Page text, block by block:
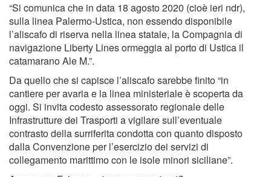
“Si comunica che in data 18 agosto 2020 (cioè ieri ndr),
sulla linea Palermo-Ustica, non essendo disponibile
l’aliscafo di riserva nella linea statale, la Compagnia di
navigazione Liberty Lines ormeggia al porto di Ustica il
catamarano Ale M.”.
Da quello che si capisce l’aliscafo sarebbe finito “in
cantiere per avaria e la linea ministeriale è scoperta da
oggi. Si invita codesto assessorato regionale delle
Infrastrutture dei Trasporti a vigilare sull’eventuale
contrasto della surriferita condotta con quanto disposto
dalla Convenzione per l’esercizio dei servizi di
collegamento marittimo con le isole minori siciliane”.